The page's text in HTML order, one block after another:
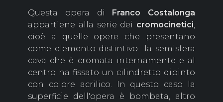
Questa opera di Franco
Costalonga
appartiene alla serie dei cromocinetici,
cioè a quelle opere che presentano
come elemento distintivo la semisfera
cava che è cromata internamente e al
centro ha fissato un cilindretto dipinto
con colore acrilico. In questo caso la
superficie dell'opera è bombata, altro